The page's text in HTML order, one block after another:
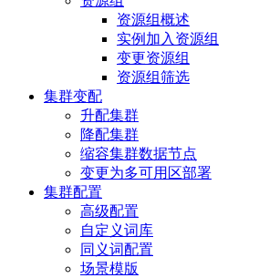
资源组概述
实例加入资源组
变更资源组
资源组筛选
集群变配
升配集群
降配集群
缩容集群数据节点
变更为多可用区部署
集群配置
高级配置
自定义词库
同义词配置
场景模版